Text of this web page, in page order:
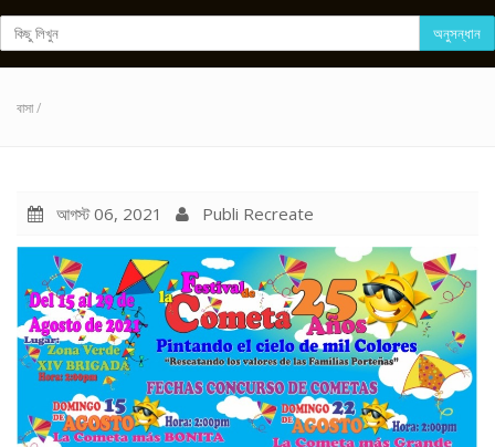
অনুসন্ধান
বাসা/
আগস্ট 06, 2021 Publi Recreate